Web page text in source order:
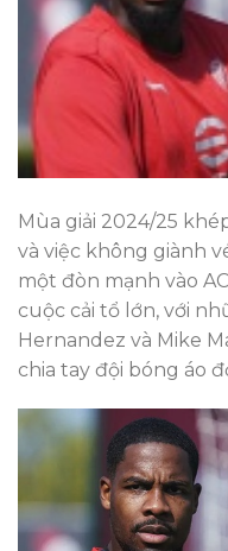
Mùa giải 2024/25
và việc không giành
một đòn mạnh vào
cuộc cải tổ lớn, với
Hernandez và Mike
chia tay đội bóng áo